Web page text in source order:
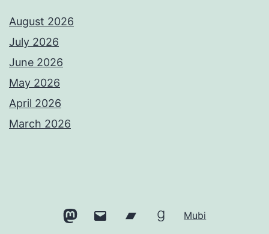
August 2026
July 2026
June 2026
May 2026
April 2026
March 2026
MastodonEmail BandcampGoodreads
Mubi